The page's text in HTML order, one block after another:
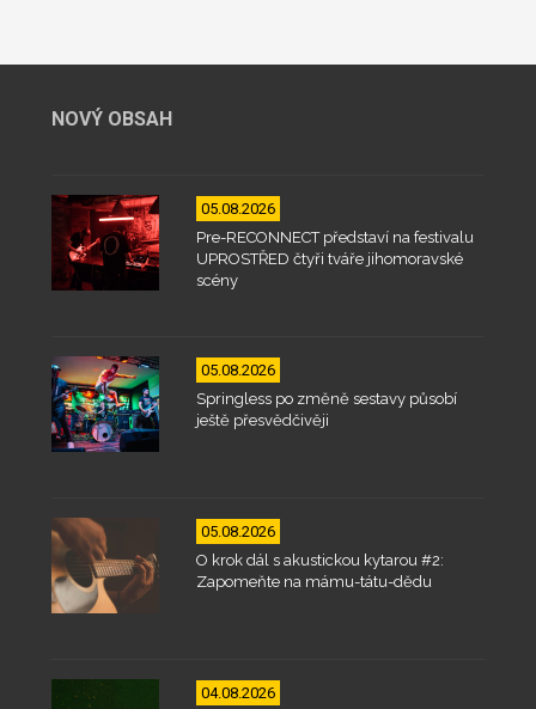
NOVÝ OBSAH
05.08.2026
Pre-RECONNECT představí na festivalu
UPROSTŘED čtyři tváře jihomoravské
scény
05.08.2026
Springless po změně sestavy působí
ještě přesvědčivěji
05.08.2026
O krok dál s akustickou kytarou #2:
Zapomeňte na mámu-tátu-dědu
04.08.2026